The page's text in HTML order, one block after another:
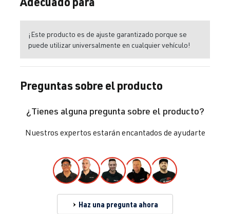
¡Este producto es de ajuste garantizado porque se
puede utilizar universalmente en cualquier vehículo!
Preguntas sobre el producto
¿Tienes alguna pregunta sobre el producto?
Nuestros expertos estarán encantados de ayudarte
Haz una pregunta ahora